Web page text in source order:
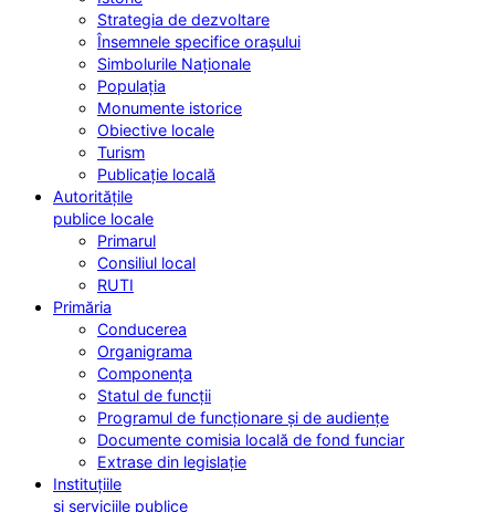
Strategia de dezvoltare
Însemnele specifice orașului
Simbolurile Naționale
Populația
Monumente istorice
Obiective locale
Turism
Publicație locală
Autoritățile
publice locale
Primarul
Consiliul local
RUTI
Primăria
Conducerea
Organigrama
Componența
Statul de funcții
Programul de funcționare și de audiențe
Documente comisia locală de fond funciar
Extrase din legislație
Instituțiile
și serviciile publice